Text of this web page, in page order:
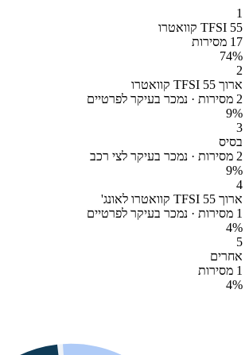
1
55 TFSI קוואטרו
17 מסירות
74%
2
ארוך 55 TFSI קוואטרו
2 מסירות · נמכר בעיקר לפרטיים
9%
3
בסיס
2 מסירות · נמכר בעיקר לצי רכב
9%
4
ארוך 55 TFSI קוואטרו לאונג'
1 מסירות · נמכר בעיקר לפרטיים
4%
5
אחרים
1 מסירות
4%